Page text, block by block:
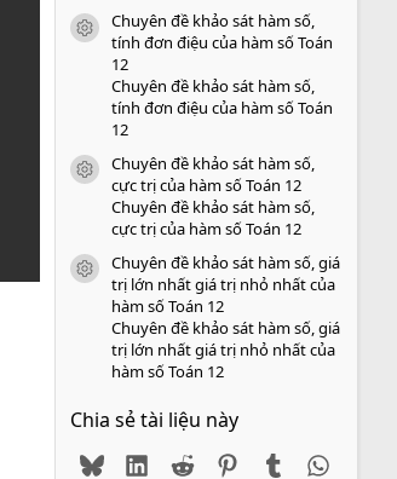
icon tài liệu
Chuyên đề khảo sát hàm số,
tính đơn điệu của hàm số Toán
12
Chuyên đề khảo sát hàm số,
tính đơn điệu của hàm số Toán
12
icon tài liệu
Chuyên đề khảo sát hàm số,
cực trị của hàm số Toán 12
Chuyên đề khảo sát hàm số,
cực trị của hàm số Toán 12
icon tài liệu
Chuyên đề khảo sát hàm số, giá
trị lớn nhất giá trị nhỏ nhất của
hàm số Toán 12
Chuyên đề khảo sát hàm số, giá
trị lớn nhất giá trị nhỏ nhất của
hàm số Toán 12
Chia sẻ tài liệu này
BlueskyLinkedIn
Reddit PinterestTumblr